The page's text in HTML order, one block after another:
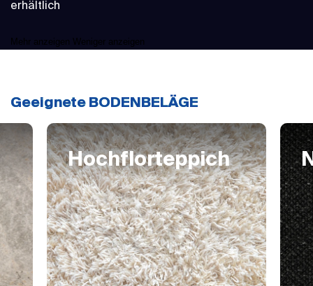
erhältlich
Mehr anzeigen Weniger anzeigen
Geeignete BODENBELÄGE
Hochflorteppich